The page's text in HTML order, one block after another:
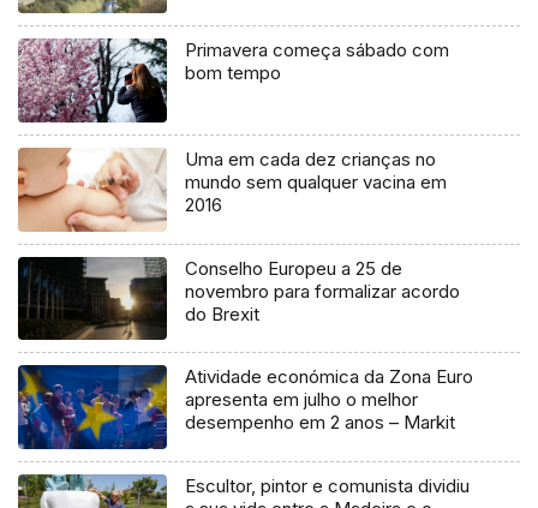
Primavera começa sábado com
bom tempo
Uma em cada dez crianças no
mundo sem qualquer vacina em
2016
Conselho Europeu a 25 de
novembro para formalizar acordo
do Brexit
Atividade económica da Zona Euro
apresenta em julho o melhor
desempenho em 2 anos – Markit
Escultor, pintor e comunista dividiu